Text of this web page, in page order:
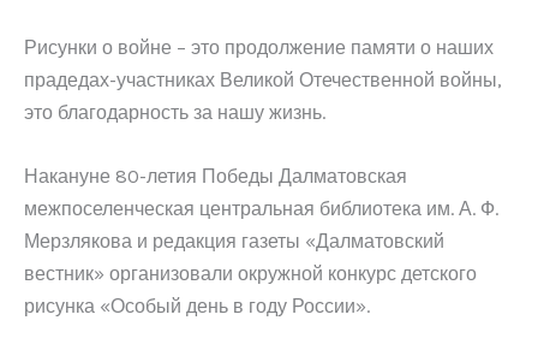
Рисунки о войне – это продолжение памяти о наших
прадедах-участниках Великой Отечественной войны,
это благодарность за нашу жизнь.
Накануне 80-летия Победы Далматовская
межпоселенческая центральная библиотека им. А. Ф.
Мерзлякова и редакция газеты «Далматовский
вестник» организовали окружной конкурс детского
рисунка «Особый день в году России».